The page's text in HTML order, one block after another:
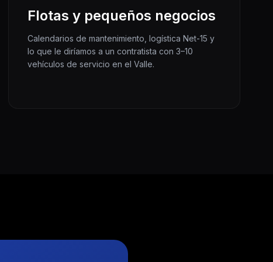
Flotas y pequeños negocios
Calendarios de mantenimiento, logística Net-15 y
lo que le diríamos a un contratista con 3–10
vehículos de servicio en el Valle.